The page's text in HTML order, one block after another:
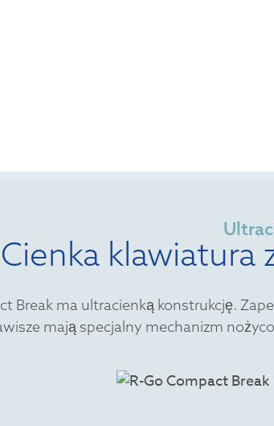
Cienka klawiatura
Break ma ultracienką konstrukcję.
mają specjalny mechanizm